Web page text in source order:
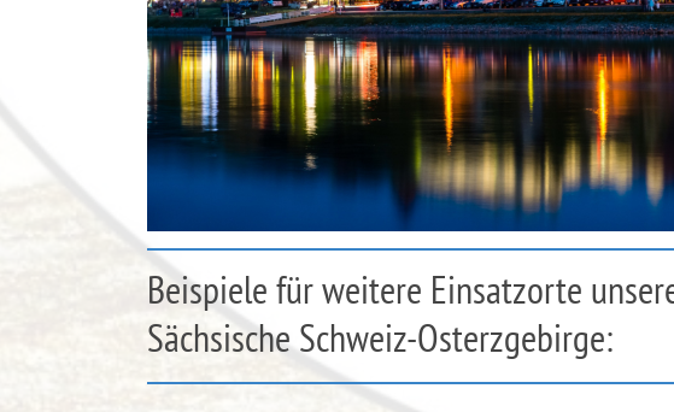
Beispiele für weitere Einsatzorte
Sächsische Schweiz-Osterzgebirge: